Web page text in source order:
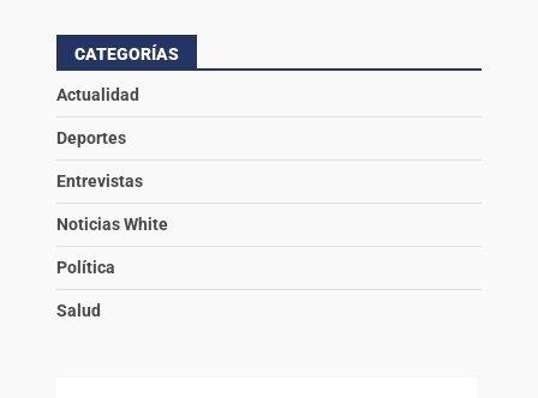
CATEGORÍAS
Actualidad
Deportes
Entrevistas
Noticias White
Política
Salud